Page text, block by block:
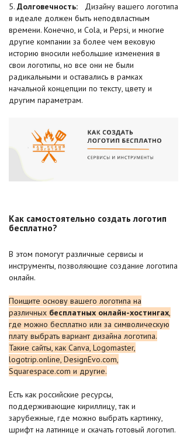
5. Долговечность: Дизайну вашего логотипа
в идеале должен быть неподвластным
времени. Конечно, и Cola, и Pepsi, и многие
другие компании за более чем вековую
историю вносили небольшие изменения в
свои логотипы, но все они не были
радикальными и оставались в рамках
начальной концепции по тексту, цвету и
другим параметрам.
Как самостоятельно создать логотип
бесплатно?
В этом помогут различные сервисы и
инструменты, позволяющие создание логотипа
онлайн.
Поищите основу вашего логотипа на
различных бесплатных онлайн-хостингах,
где можно бесплатно или за символическую
плату выбрать вариант дизайна логотипа.
Такие сайты, как Canva, Logomaster,
logotrip.online, DesignEvo.com,
Squarespace.com и другие.
Есть как российские ресурсы,
поддерживающие кириллицу, так и
зарубежные, где можно выбрать картинку,
шрифт на латинице и скачать готовый логотип.